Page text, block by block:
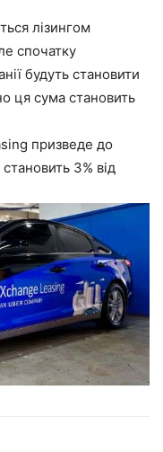
лізингом
спочатку
будуть становити
ця сума становить
призведе до
3% від